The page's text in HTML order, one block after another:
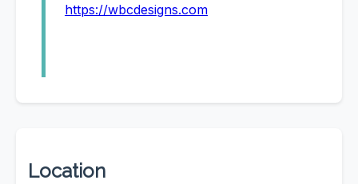
https://wbcdesigns.com
Location